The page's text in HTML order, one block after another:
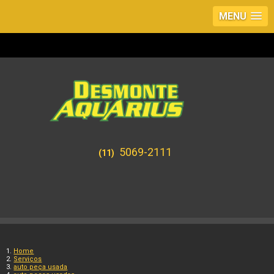
MENU
(11) 5069-2111
Home
Serviços
auto peça usada